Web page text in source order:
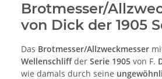
Brotmesser/
von Dick der 1905
Das Brotmesser/Allzweckmesser
Wellenschliffder Serie 1905 von F.
wie damals durch seine